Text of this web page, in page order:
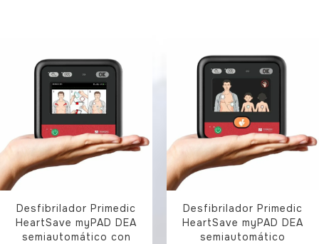
Desfibrilador Primedic
HeartSave myPAD DEA
semiautomático con
Desfibrilador Primedic
HeartSave myPAD DEA
semiautomático